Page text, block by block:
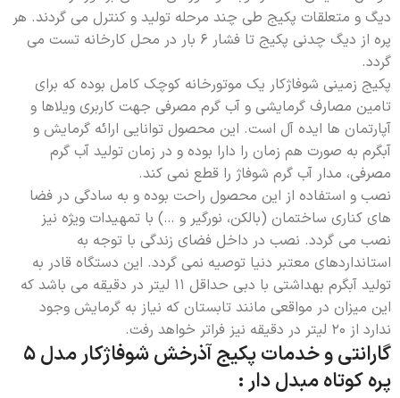
دیگ و متعلقات پکیج طی چند مرحله تولید و کنترل می گردند. هر
پره از دیگ چدنی پکیج تا فشار 6 بار در محل کارخانه تست می
گردد.
پکیج زمینی شوفاژکار یک موتورخانه کوچک کامل بوده که برای
تامین مصارف گرمایشی و آب گرم مصرفی جهت کاربری ویلاها و
آپارتمان ها ایده آل است. این محصول توانایی ارائه گرمایش و
آبگرم به صورت هم زمان را دارا بوده و در زمان تولید آب گرم
مصرفی، مدار آب گرم شوفاژ را قطع نمی کند.
نصب و استفاده از این محصول راحت بوده و به سادگی در فضا
های کناری ساختمان (بالکن، نورگیر و …) با تمهیدات ویژه نیز
نصب می گردد. نصب در داخل فضای زندگی با توجه به
استانداردهای معتبر دنیا توصیه نمی گردد. این دستگاه قادر به
تولید آبگرم بهداشتی با دبی حداقل 11 لیتر در دقیقه می باشد که
این میزان در مواقعی مانند تابستان که نیاز به گرمایش وجود
ندارد از 20 لیتر در دقیقه نیز فراتر خواهد رفت.
گارانتی و خدمات پکیج آذرخش شوفاژکار مدل 5
پره کوتاه مبدل دار :